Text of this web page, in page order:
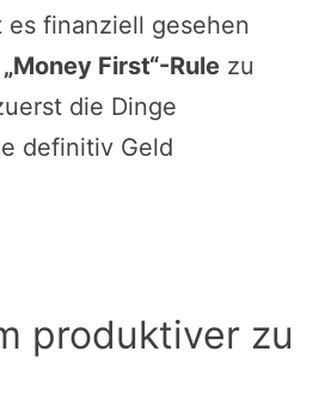
es finanziell gesehen
„Money First“-Rulezu
die Dinge
definitiv Geld
produktiver zu